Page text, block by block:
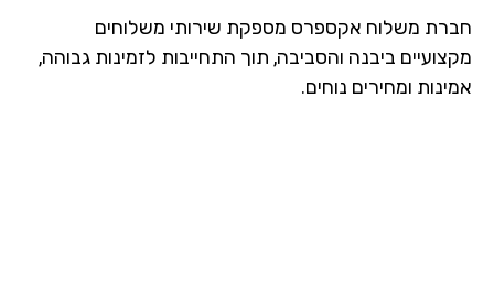
משלוח אקספרס מספקת שירותי משלוחים
ביבנה והסביבה, תוך התחייבות לזמינות גבוהה,
ומחירים נוחים.